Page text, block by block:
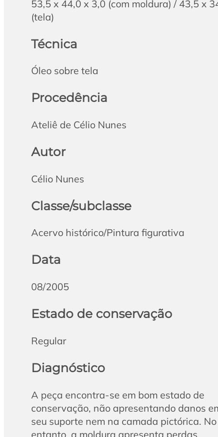
53,5 x 44,0 x 3,0 (com moldura) / 43,5 x
(tela)
Técnica
Óleo sobre tela
Procedência
Ateliê de Célio Nunes
Autor
Célio Nunes
Classe/subclasse
Acervo histórico/Pintura figurativa
Data
08/2005
Estado de conservação
Regular
Diagnóstico
A peça encontra-se em bom estado de
conservação, não apresentando danos
seu suporte nem na camada pictórica. No
entanto, a moldura apresenta perdas